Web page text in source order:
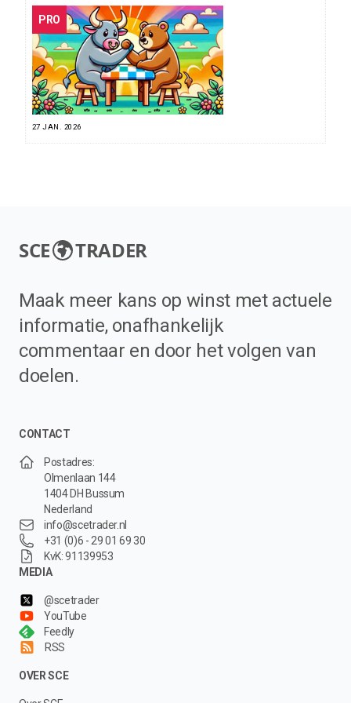
PRO
27 JAN. 2026
SCE TRADER
Maak meer kans op winst met actuele
informatie, onafhankelijk
commentaar en door het volgen van
doelen.
CONTACT
Postadres:
Olmenlaan 144
1404 DH Bussum
Nederland
info@scetrader.nl
+31 (0)6 - 29 01 69 30
KvK: 91139953
MEDIA
@scetrader
YouTube
Feedly
RSS
OVER SCE